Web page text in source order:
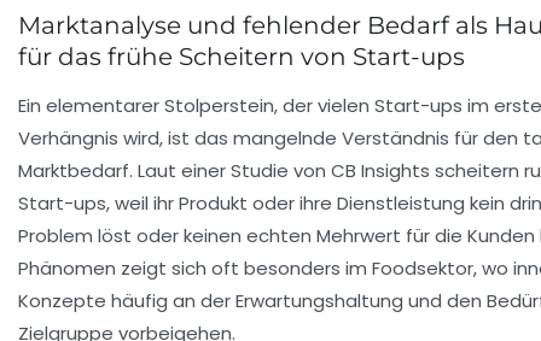
Marktanalyse und fehlender Bedarf als
für das frühe Scheitern von Start-ups
Ein elementarer Stolperstein, der vielen Start-ups im
Verhängnis wird, ist das mangelnde Verständnis für den
Marktbedarf. Laut einer Studie von CB Insights scheitern
Start-ups, weil ihr Produkt oder ihre Dienstleistung kein
Problem löst oder keinen echten Mehrwert für die
Phänomen zeigt sich oft besonders im Foodsektor, wo
Konzepte häufig an der Erwartungshaltung und den
Zielgruppe vorbeigehen.